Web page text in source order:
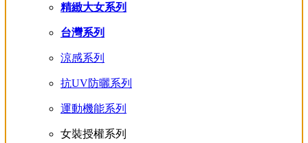
精緻大女系列
台灣系列
涼感系列
抗UV防曬系列
運動機能系列
女裝授權系列